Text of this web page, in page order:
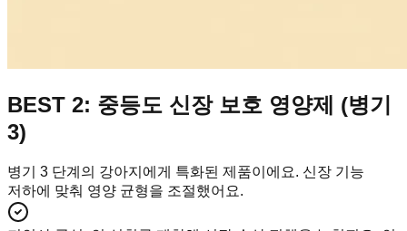
BEST 2: 중등도 신장 보호 영양제 (병기
3)
병기 3 단계의 강아지에게 특화된 제품이에요. 신장 기능
저하에 맞춰 영양 균형을 조절했어요.